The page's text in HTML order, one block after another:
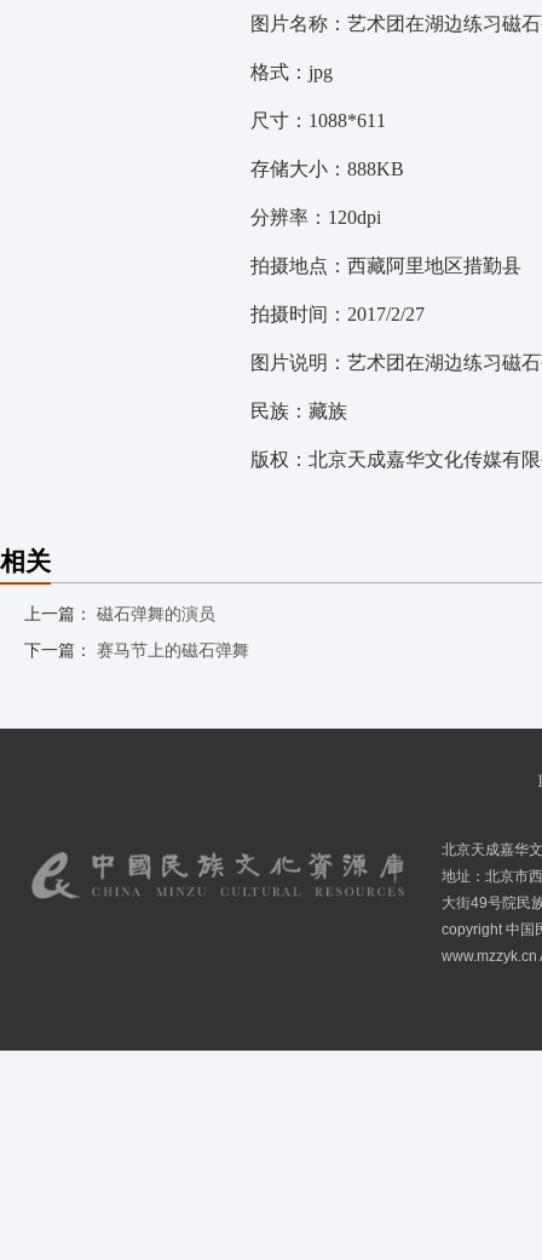
图片名称：艺术团在湖边练习磁石
格式：jpg
尺寸：1088*611
存储大小：888KB
分辨率：120dpi
拍摄地点：西藏阿里地区措勤县
拍摄时间：2017/2/27
图片说明：艺术团在湖边练习磁
民族：藏族
版权：北京天成嘉华文化传媒有限
相关
上一篇： 磁石弹舞的演员
下一篇： 赛马节上的磁石弹舞
北京天成嘉华
地址：北京市
大街49号院民
copyright 中国